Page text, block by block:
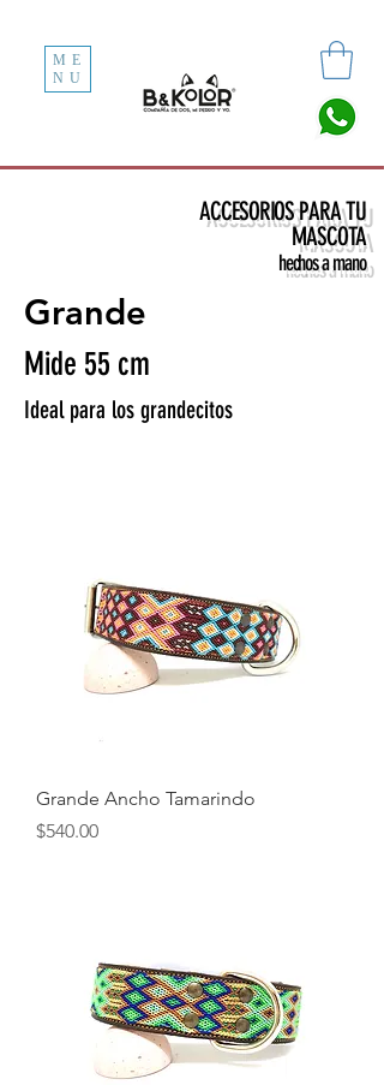
ME
NU
ACCESORIOS PARA TU
MASCOTA
hechos a mano
Grande
Mide 55 cm
Ideal para los grandecitos
Grande Ancho Tamarindo
Precio
$540.00